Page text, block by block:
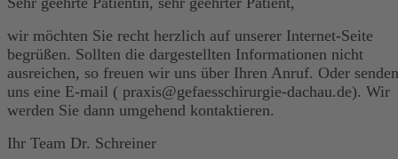
wir möchten Sie recht herzlich auf unserer Internet-Seite
begrüßen. Sollten die dargestellten Informationen nicht
ausreichen, so freuen wir uns über Ihren Anruf. Oder
uns eine E-mail ( praxis@gefaesschirurgie-dachau.de). Wir
werden Sie dann umgehend kontaktieren.
Ihr Team Dr. Schreiner